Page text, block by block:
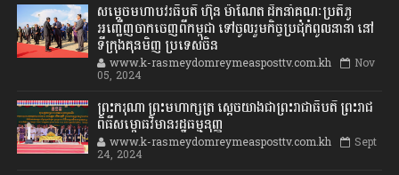
សម្តេចមហាបវរធិបតី ហ៊ុន ម៉ាណែត ដឹកនាំគណៈប្រតិភូ
អញ្ជើញចាកចេញពីកម្ពុជា ទៅចូលរួមកិច្ចប្រជុំកំពូលនានា នៅ
ទីក្រុងគុនមិញ ប្រទេសចិន
www.k-rasmeydomreymeasposttv.com.kh Nov
05, 2024
ព្រះករុណា ព្រះមហាក្សត្រ ស្តេចយាងជាព្រះរាជាធិបតី ព្រះរាជ
ពិធីសម្ពោធវិមានរដ្ឋធម្មនុញ្ញ
www.k-rasmeydomreymeasposttv.com.kh Sept
24, 2024